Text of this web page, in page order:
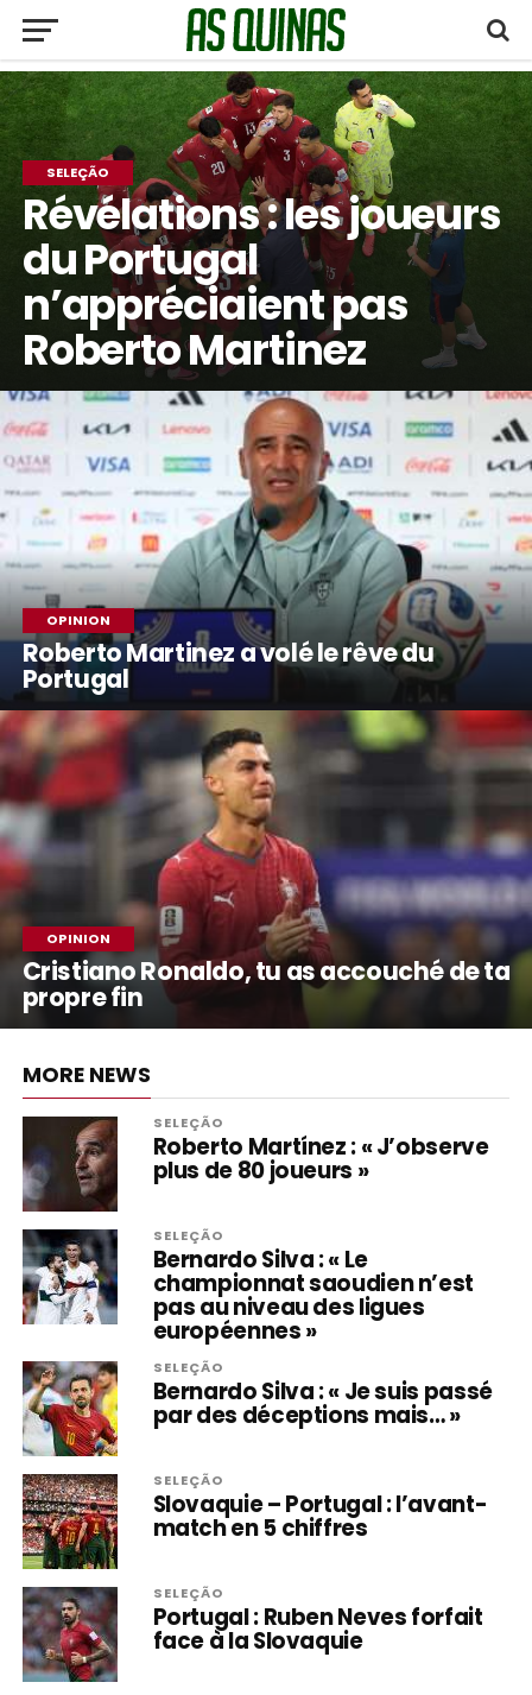
SELEÇÃO
Révélations : les joueurs
du Portugal
n’appréciaient pas
Roberto Martinez
OPINION
Roberto Martinez a volé le rêve du
Portugal
OPINION
Cristiano Ronaldo, tu as accouché de ta
propre fin
MORE NEWS
SELEÇÃO
Roberto Martínez : « J’observe
plus de 80 joueurs »
SELEÇÃO
Bernardo Silva : « Le
championnat saoudien n’est
pas au niveau des ligues
européennes »
SELEÇÃO
Bernardo Silva : « Je suis passé
par des déceptions mais… »
SELEÇÃO
Slovaquie – Portugal : l’avant-
match en 5 chiffres
SELEÇÃO
Portugal : Ruben Neves forfait
face à la Slovaquie